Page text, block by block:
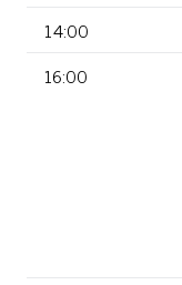
14:00
16:00